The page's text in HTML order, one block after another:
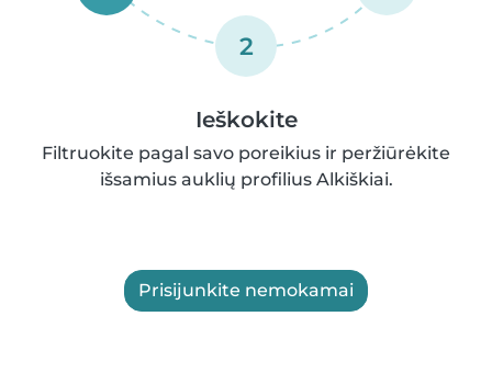
2
Ieškokite
Filtruokite pagal savo poreikius ir peržiūrėkite
išsamius auklių profilius Alkiškiai.
Prisijunkite nemokamai